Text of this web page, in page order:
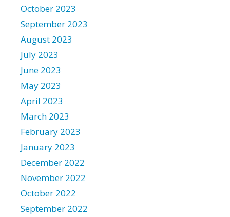
October 2023
September 2023
August 2023
July 2023
June 2023
May 2023
April 2023
March 2023
February 2023
January 2023
December 2022
November 2022
October 2022
September 2022